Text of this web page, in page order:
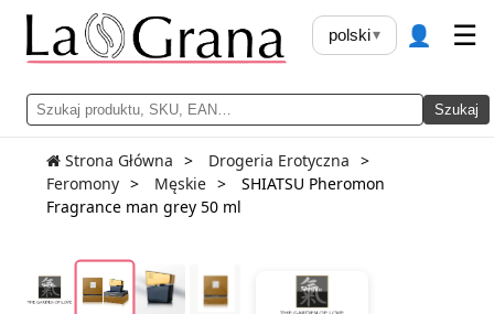
Szukaj
polski▾ 👤 ☰
Strona Główna
Drogeria Erotyczna
Feromony
Męskie
SHIATSU Pheromon
Fragrance man grey 50 ml